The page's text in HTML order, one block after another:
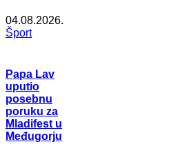
04.08.2026.
Šport
Papa Lav
uputio
posebnu
poruku za
Mladifest u
Međugorju